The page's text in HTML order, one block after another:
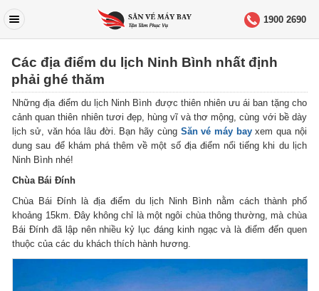
1900 2690
Các địa điểm du lịch Ninh Bình nhất định
phải ghé thăm
Những địa điểm du lịch Ninh Bình được thiên nhiên ưu ái ban tặng cho
cảnh quan thiên nhiên tươi đẹp, hùng vĩ và thơ mộng, cùng với bề dày
lịch sử, văn hóa lâu đời. Bạn hãy cùng Săn vé máy bayxem qua nội
dung sau để khám phá thêm về một số địa điểm nổi tiếng khi du lịch
Ninh Bình nhé!
Chùa Bái Đính
Chùa Bái Đính là địa điểm du lịch Ninh Bình nằm cách thành phố
khoảng 15km. Đây không chỉ là một ngôi chùa thông thường, mà chùa
Bái Đính đã lập nên nhiều kỷ lục đáng kinh ngạc và là điểm đến quen
thuộc của các du khách thích hành hương.